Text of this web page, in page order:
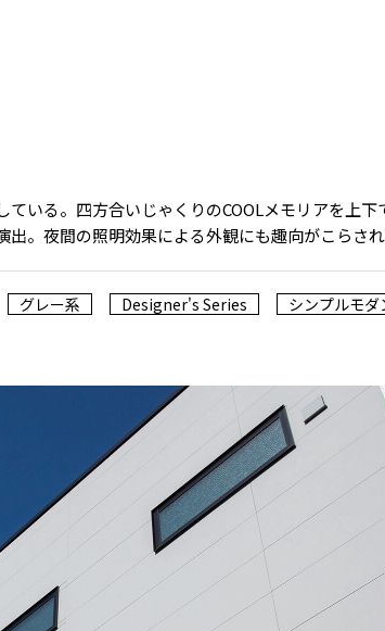
いる。四方合いじゃくりのCOOLメモリアを上下
。夜間の照明効果による外観にも趣向がこらされ
グレー系 Designer's Series シンプルモダ